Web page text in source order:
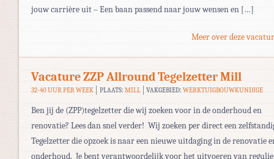
jouw carrière uit – Een baan passend naar jouw wensen en […]
Meer over deze
Vacature ZZP Allround Tegelzetter Mill
32-40 UUR PER WEEK PLAATS: MILL VAKGEBIED:WERKTUIGBOUWKUNDIGE
Ben jij de (ZPP)tegelzetter die wij zoeken voor in de onderhoud en
renovatie? Lees dan snel verder! Wij zoeken per direct een
Tegelzetter die opzoek is naar een nieuwe uitdaging in de renovatie
onderhoud. Je bent verantwoordelijk voor het uitvoeren van